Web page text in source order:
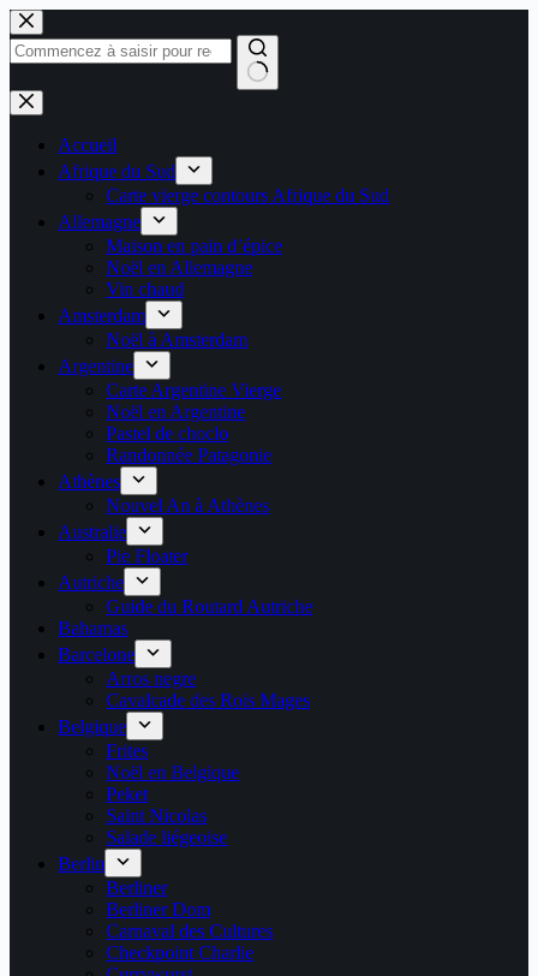
Passer
au
contenu
Aucun
résultat
Accueil
Afrique du Sud
Carte vierge contours Afrique du Sud
Allemagne
Maison en pain d’épice
Noël en Allemagne
Vin chaud
Amsterdam
Noël à Amsterdam
Argentine
Carte Argentine Vierge
Noël en Argentine
Pastel de choclo
Randonnée Patagonie
Athènes
Nouvel An à Athènes
Australie
Pie Floater
Autriche
Guide du Routard Autriche
Bahamas
Barcelone
Arros negre
Cavalcade des Rois Mages
Belgique
Frites
Noël en Belgique
Peket
Saint Nicolas
Salade liégeoise
Berlin
Berliner
Berliner Dom
Carnaval des Cultures
Checkpoint Charlie